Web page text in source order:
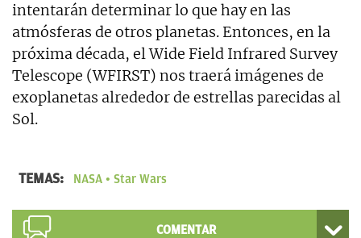
intentarán determinar lo que hay en las
atmósferas de otros planetas. Entonces, en la
próxima década, el Wide Field Infrared Survey
Telescope (WFIRST) nos traerá imágenes de
exoplanetas alrededor de estrellas parecidas al
Sol.
TEMAS: NASA Star Wars
COMENTAR